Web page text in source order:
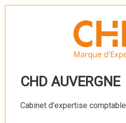
CHD AUVERGNE
Cabinet d’expertise comptable